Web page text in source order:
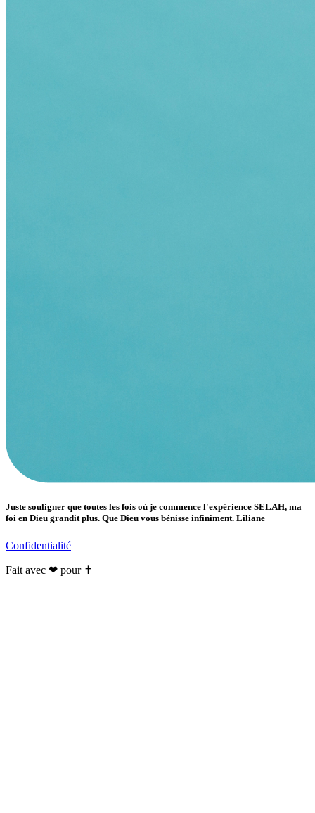
Juste souligner que toutes les fois où je commence l'expérience SELAH, ma
foi en Dieu grandit plus. Que Dieu vous bénisse infiniment. Liliane
Confidentialité
Fait avec ❤ pour ✝️️